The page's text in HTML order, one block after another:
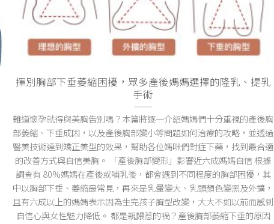
揮別胸部下垂萎縮困擾，眾多產後媽媽選擇的隆乳、提乳
手術
難道懷孕就得與美胸告別嗎？本篇將逐一介紹媽媽們十分重視的產後胸
部萎縮、下垂成因，以及產後胸部變小等問題如何治療的攻略，並透過
醫美技術達到矯正美型的效果，幫助各位媽咪們對症下藥，找到最合適
的改善方式與自信美胸。 「產後胸部變形」影響近六成媽媽自信 根據
調查有 80%媽媽在產後或哺乳後，都會遇到不同程度的胸部困擾，其
中以胸部下垂、萎縮最常見，再來是乳暈變大、乳頭顏色變黑及外擴，
且有六成以上的媽媽表示因為生完孩子胸型改變，大大不如以前而感到
自信心與女性魅力降低。 都是親餵惹的禍？產後胸部萎縮下垂的原因